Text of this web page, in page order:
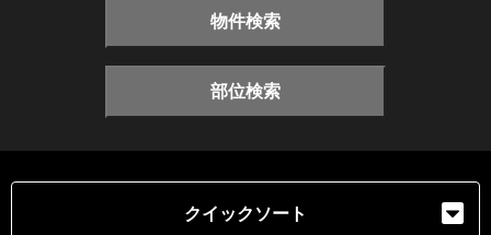
物件検索
部位検索
クイックソート